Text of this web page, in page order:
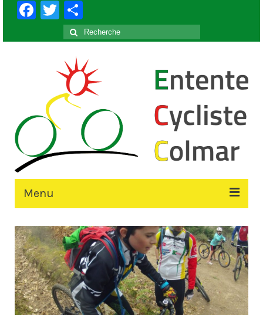
Facebook
Twitter
Rechercher
:
Menu
Accueil
Le Club
Contacts
Histoire